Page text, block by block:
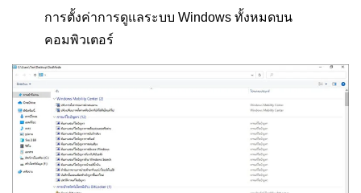
การตั้งค่าการดูแลระบบ Windows ทั้งหมดบน
คอมพิวเตอร์